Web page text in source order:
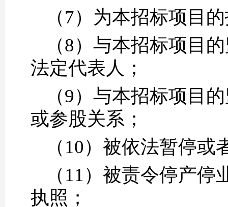
（7）为本招标项目
（8）与本招标项目
法定代表人；
（9）与本招标项目
或参股关系；
（10）被依法暂停
（11）被责令停产
执照；